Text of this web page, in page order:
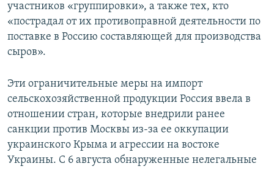
участников «группировки», а также тех, кто
«пострадал от их противоправной деятельности по
поставке в Россию составляющей для производства
сыров».
Эти ограничительные меры на импорт
сельскохозяйственной продукции Россия ввела в
отношении стран, которые внедрили ранее
санкции против Москвы из-за ее оккупации
украинского Крыма и агрессии на востоке
Украины. С 6 августа обнаруженные нелегальные